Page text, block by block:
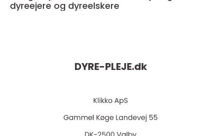
dyreejere og dyreelskere
DYRE-PLEJE.dk